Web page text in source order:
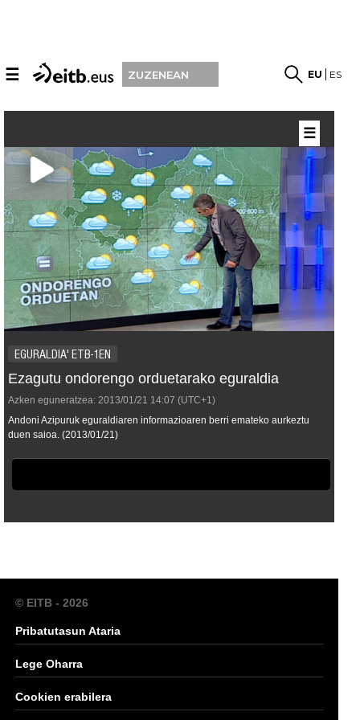
☰ ZUZENEAN EU ES
EGURALDIA' ETB-1EN
Ezagutu ondorengo orduetarako eguraldia
Azken eguneratzea: 2013/01/21 14:07 (UTC+1)
Andoni Azipuruk eguraldiaren informazioaren berri emateko aurkeztu
duen saioa. (2013/01/21)
☰
© EITB - 2026
Pribatutasun Ataria
Lege Oharra
Cookien erabilera